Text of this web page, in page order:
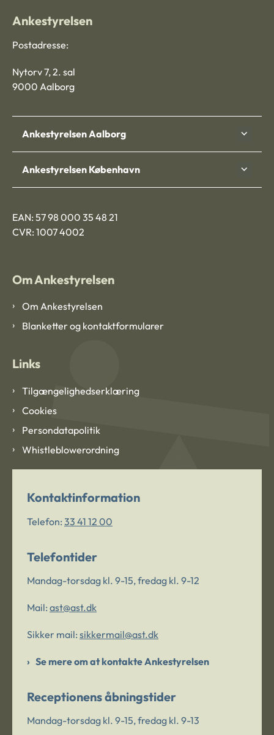
Ankestyrelsen
Postadresse:
Nytorv 7, 2. sal
9000 Aalborg
Ankestyrelsen Aalborg
Ankestyrelsen København
EAN: 57 98 000 35 48 21
CVR: 1007 4002
Om Ankestyrelsen
Om Ankestyrelsen
Blanketter og kontaktformularer
Links
Tilgængelighedserklæring
Cookies
Persondatapolitik
Whistleblowerordning
Kontaktinformation
Telefon: 33 41 12 00
Telefontider
Mandag-torsdag kl. 9-15, fredag kl. 9-12
Mail: ast@ast.dk
Sikker mail: sikkermail@ast.dk
Se mere om at kontakte Ankestyrelsen
Receptionens åbningstider
Mandag-torsdag kl. 9-15, fredag kl. 9-13